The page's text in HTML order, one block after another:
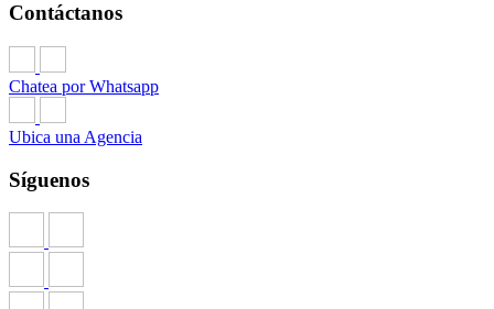
Contáctanos
Chatea por Whatsapp
Ubica una Agencia
Síguenos